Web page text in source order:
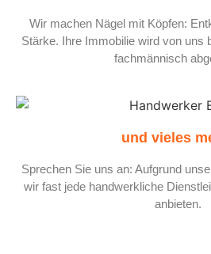
Wir machen Nägel mit Köpfen:
Stärke. Ihre Immobilie wird von uns
fachmännisch
und vieles
Sprechen Sie uns an: Aufgrund
wir fast jede handwerkliche
anbieten.